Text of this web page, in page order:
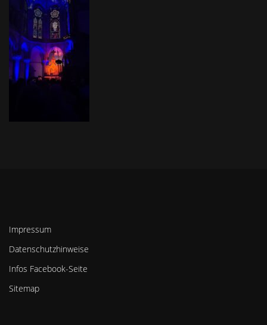
Impressum
Datenschutzhinweise
Infos Facebook-Seite
Sitemap